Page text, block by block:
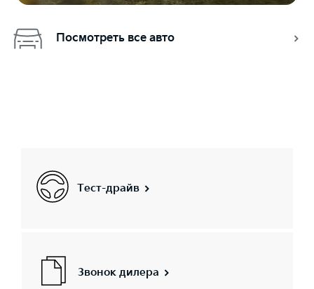
Посмотреть все авто
Тест-драйв
Звонок дилера